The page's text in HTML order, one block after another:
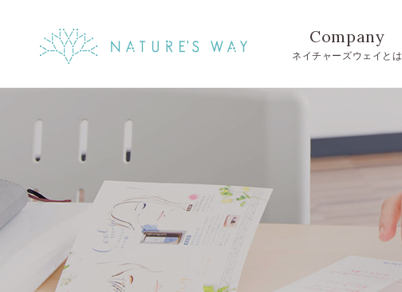
Company
ネイチャーズウェイとは